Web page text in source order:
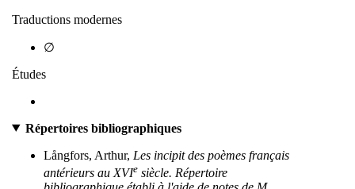
Traductions modernes
∅
Études
Répertoires bibliographiques
Långfors, Arthur, Les incipit des poèmes français
antérieurs au XVIe siècle. Répertoire